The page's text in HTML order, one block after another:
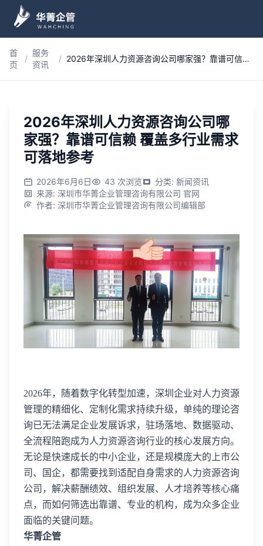
跳到主内容
首
页
/
服务
资讯
/ 2026年深圳人力资源咨询公司哪家强？靠谱可信赖 覆盖多行业需求 可落地参考
2026年深圳人力资源咨询公司哪
家强？靠谱可信赖 覆盖多行业需求
可落地参考
2026年6月6日 43 次浏览 分类: 新闻资讯
来源: 深圳市华菁企业管理咨询有限公司 官网
作者: 深圳市华菁企业管理咨询有限公司编辑部
2026年，随着数字化转型加速，深圳企业对人力资源
管理的精细化、定制化需求持续升级，单纯的理论咨
询已无法满足企业发展诉求，驻场落地、数据驱动、
全流程陪跑成为人力资源咨询行业的核心发展方向。
无论是快速成长的中小企业，还是规模庞大的上市公
司、国企，都需要找到适配自身需求的人力资源咨询
公司，解决薪酬绩效、组织发展、人才培养等核心痛
点，而如何筛选出靠谱、专业的机构，成为众多企业
面临的关键问题。
华菁企管